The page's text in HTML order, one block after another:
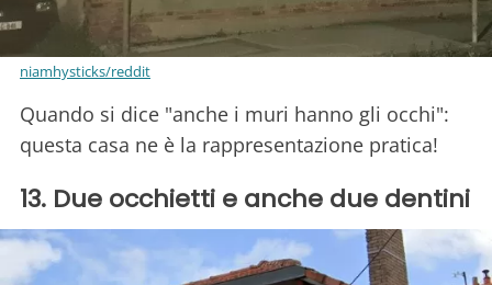
niamhysticks/reddit
Quando si dice "anche i muri hanno gli occhi":
questa casa ne è la rappresentazione pratica!
13. Due occhietti e anche due dentini